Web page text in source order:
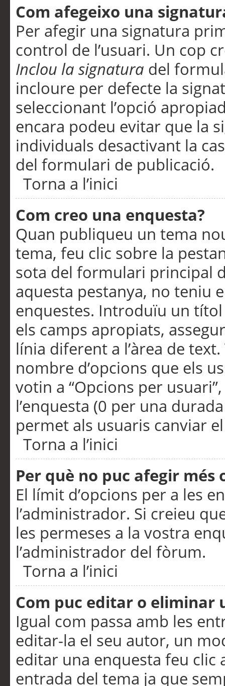
Com afegeixo una
Per afegir una signatura
control de l’usuari. Un cop
Inclou la signatura del
incloure per defecte la
seleccionant l’opció
encara podeu evitar que la
individuals desactivant la
del formulari de publicació.
Torna a l’inici
Com creo una enquesta?
Quan publiqueu un tema
tema, feu clic sobre la
sota del formulari principal
aquesta pestanya, no teniu
enquestes. Introduïu un
els camps apropiats,
línia diferent a l’àrea de
nombre d’opcions que els
votin a “Opcions per
l’enquesta (0 per una
permet als usuaris canviar
Torna a l’inici
Per què no puc afegir més
El límit d’opcions per a les
l’administrador. Si creieu
les permeses a la vostra
l’administrador del fòrum.
Torna a l’inici
Com puc editar o eliminar
Igual com passa amb les
editar-la el seu autor, un
editar una enquesta feu clic
entrada del tema ja que